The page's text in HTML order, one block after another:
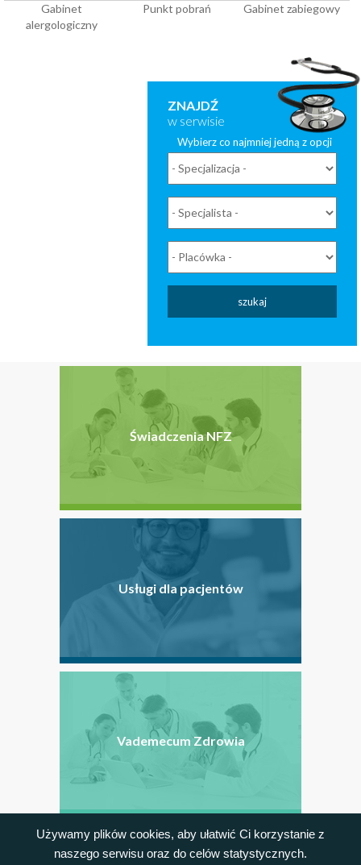
Używamy plików cookies, aby ułatwić Ci korzystanie z
naszego serwisu oraz do celów statystycznych.
Gabinet
alergologiczny
Punkt pobrań Gabinet zabiegowy
ZNAJDŹ
w serwisie
Wybierz co najmniej jedną z opcji
szukaj
Świadczenia NFZ
Usługi dla pacjentów
Vademecum Zdrowia
NEWSLETTER
Bądź na bieżąco i otrzymuj najnowsze informacje.